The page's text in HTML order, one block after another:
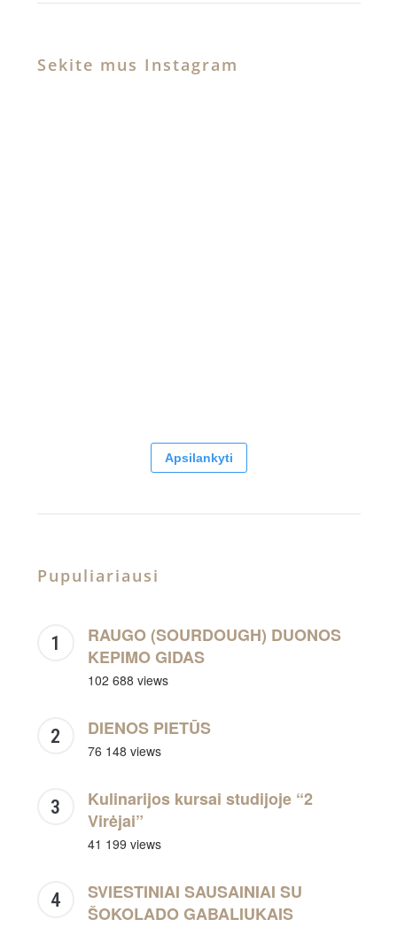
Sekite mus Instagram
Apsilankyti
Pupuliariausi
RAUGO (SOURDOUGH) DUONOS
KEPIMO GIDAS
102 688 views
DIENOS PIETŪS
76 148 views
Kulinarijos kursai studijoje “2
Virėjai”
41 199 views
SVIESTINIAI SAUSAINIAI SU
ŠOKOLADO GABALIUKAIS